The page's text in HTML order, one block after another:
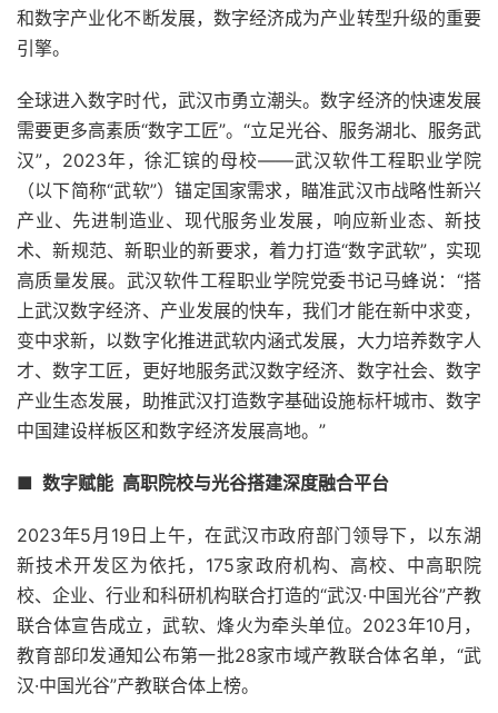
和数字产业化不断发展，数字经济成为产业转型升级的重要
引擎。
全球进入数字时代，武汉市勇立潮头。数字经济的快速发展
需要更多高素质“数字工匠”。“立足光谷、服务湖北、服务武
汉”，2023年，徐汇镔的母校——武汉软件工程职业学院
（以下简称“武软”）锚定国家需求，瞄准武汉市战略性新兴
产业、先进制造业、现代服务业发展，响应新业态、新技
术、新规范、新职业的新要求，着力打造“数字武软”，实现
高质量发展。武汉软件工程职业学院党委书记马蜂说：“搭
上武汉数字经济、产业发展的快车，我们才能在新中求变，
变中求新，以数字化推进武软内涵式发展，大力培养数字人
才、数字工匠，更好地服务武汉数字经济、数字社会、数字
产业生态发展，助推武汉打造数字基础设施标杆城市、数字
中国建设样板区和数字经济发展高地。”
■ 数字赋能 高职院校与光谷搭建深度融合平台
2023年5月19日上午，在武汉市政府部门领导下，以东湖
新技术开发区为依托，175家政府机构、高校、中高职院
校、企业、行业和科研机构联合打造的“武汉·中国光谷”产教
联合体宣告成立，武软、烽火为牵头单位。2023年10月，
教育部印发通知公布第一批28家市域产教联合体名单，“武
汉·中国光谷”产教联合体上榜。